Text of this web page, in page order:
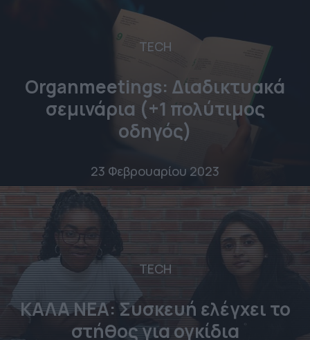
TECH
Organmeetings: Διαδικτυακά
σεμινάρια (+1 πολύτιμος
οδηγός)
23 Φεβρουαρίου 2023
TECH
ΚΑΛΑ ΝΕΑ: Συσκευή ελέγχει το
στήθος για ογκίδια